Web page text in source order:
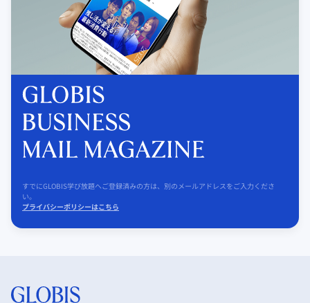
すでにGLOBIS学び放題へご登録済みの方は、別のメールアドレスをご入力くださ
い。
プライバシーポリシーはこちら